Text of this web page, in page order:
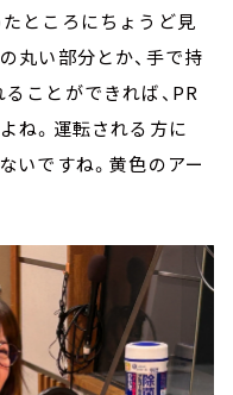
ところにちょうど見
丸い部分とか、手で持
ことができれば、PR
ね。運転される方に
いですね。黄色のアー